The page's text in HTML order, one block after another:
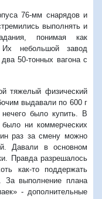
76-мм снарядов и
выполнять и
понимая как
небольшой завод
50-тонных вагона с
тяжелый физический
выдавали по 600 г
было купить. В
ни коммерческих
раз за смену можно
Давали в основном
Правда разрешалось
как-то поддержать
За выполнение плана
- дополнительные